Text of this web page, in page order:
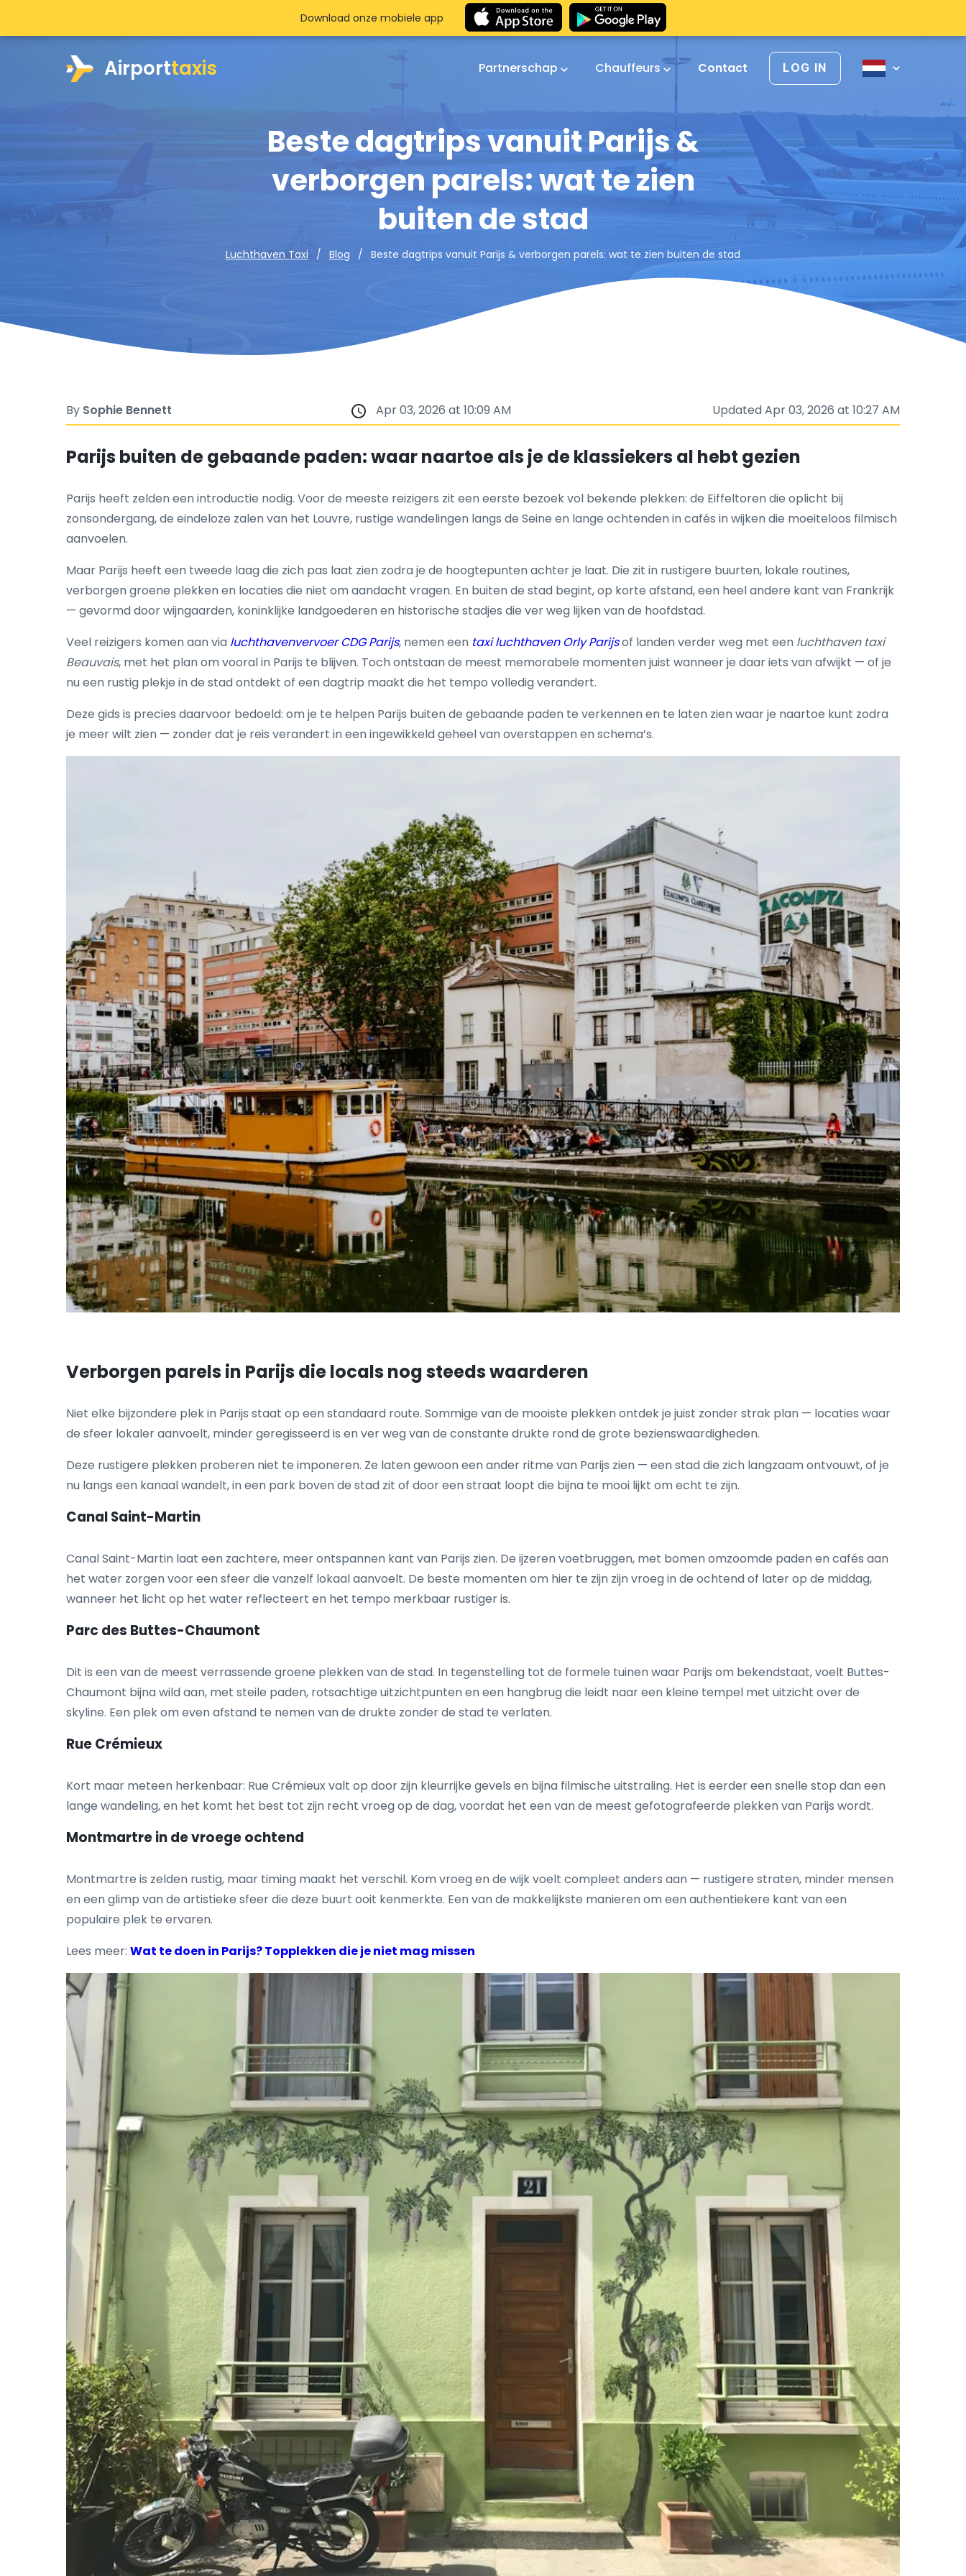
Airporttaxis Partnerschap Chauffeurs Contact LOG IN
Beste dagtrips vanuit Parijs &
verborgen parels: wat te zien
buiten de stad
Luchthaven Taxi Blog Beste dagtrips vanuit Parijs & verborgen parels: wat te zien buiten de stad
Download onze mobiele app
By Sophie Bennett Apr 03, 2026 at 10:09 AM Updated Apr 03, 2026 at 10:27 AM
Parijs buiten de gebaande paden: waar naartoe als je de klassiekers al hebt gezien
Parijs heeft zelden een introductie nodig. Voor de meeste reizigers zit een eerste bezoek vol bekende plekken: de Eiffeltoren die oplicht bij
zonsondergang, de eindeloze zalen van het Louvre, rustige wandelingen langs de Seine en lange ochtenden in cafés in wijken die moeiteloos filmisch
aanvoelen.
Maar Parijs heeft een tweede laag die zich pas laat zien zodra je de hoogtepunten achter je laat. Die zit in rustigere buurten, lokale routines,
verborgen groene plekken en locaties die niet om aandacht vragen. En buiten de stad begint, op korte afstand, een heel andere kant van Frankrijk
— gevormd door wijngaarden, koninklijke landgoederen en historische stadjes die ver weg lijken van de hoofdstad.
Veel reizigers komen aan via luchthavenvervoer CDG Parijs, nemen een taxi luchthaven Orly Parijsof landen verder weg met een luchthaven taxi
Beauvais, met het plan om vooral in Parijs te blijven. Toch ontstaan de meest memorabele momenten juist wanneer je daar iets van afwijkt — of je
nu een rustig plekje in de stad ontdekt of een dagtrip maakt die het tempo volledig verandert.
Deze gids is precies daarvoor bedoeld: om je te helpen Parijs buiten de gebaande paden te verkennen en te laten zien waar je naartoe kunt zodra
je meer wilt zien — zonder dat je reis verandert in een ingewikkeld geheel van overstappen en schema’s.
Verborgen parels in Parijs die locals nog steeds waarderen
Niet elke bijzondere plek in Parijs staat op een standaard route. Sommige van de mooiste plekken ontdek je juist zonder strak plan — locaties waar
de sfeer lokaler aanvoelt, minder geregisseerd is en ver weg van de constante drukte rond de grote bezienswaardigheden.
Deze rustigere plekken proberen niet te imponeren. Ze laten gewoon een ander ritme van Parijs zien — een stad die zich langzaam ontvouwt, of je
nu langs een kanaal wandelt, in een park boven de stad zit of door een straat loopt die bijna te mooi lijkt om echt te zijn.
Canal Saint-Martin
Canal Saint-Martin laat een zachtere, meer ontspannen kant van Parijs zien. De ijzeren voetbruggen, met bomen omzoomde paden en cafés aan
het water zorgen voor een sfeer die vanzelf lokaal aanvoelt. De beste momenten om hier te zijn zijn vroeg in de ochtend of later op de middag,
wanneer het licht op het water reflecteert en het tempo merkbaar rustiger is.
Parc des Buttes-Chaumont
Dit is een van de meest verrassende groene plekken van de stad. In tegenstelling tot de formele tuinen waar Parijs om bekendstaat, voelt Buttes-
Chaumont bijna wild aan, met steile paden, rotsachtige uitzichtpunten en een hangbrug die leidt naar een kleine tempel met uitzicht over de
skyline. Een plek om even afstand te nemen van de drukte zonder de stad te verlaten.
Rue Crémieux
Kort maar meteen herkenbaar: Rue Crémieux valt op door zijn kleurrijke gevels en bijna filmische uitstraling. Het is eerder een snelle stop dan een
lange wandeling, en het komt het best tot zijn recht vroeg op de dag, voordat het een van de meest gefotografeerde plekken van Parijs wordt.
Montmartre in de vroege ochtend
Montmartre is zelden rustig, maar timing maakt het verschil. Kom vroeg en de wijk voelt compleet anders aan — rustigere straten, minder mensen
en een glimp van de artistieke sfeer die deze buurt ooit kenmerkte. Een van de makkelijkste manieren om een authentiekere kant van een
populaire plek te ervaren.
Lees meer: Wat te doen in Parijs? Topplekken die je niet mag missen